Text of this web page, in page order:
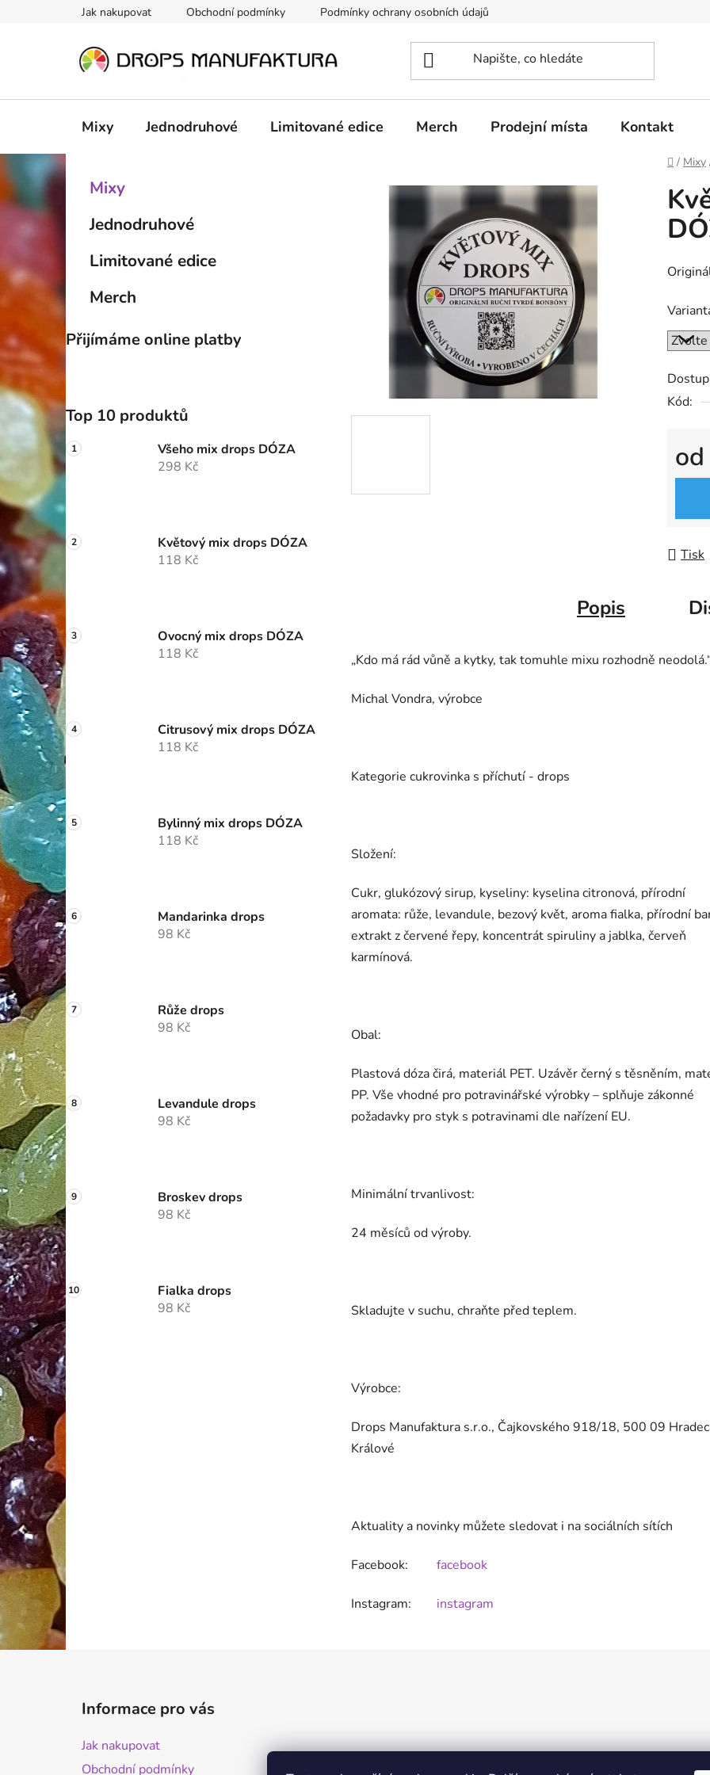
Jak nakupovat Obchodní podmínky Podmínky ochrany osobních údajů
Mixy Jednodruhové Limitované edice Merch Prodejní místa Kontakt
Domů
/ Mixy
P
a
n
n
í
a
n
e
l
Přeskočit
kategorie
K
r
i
e
Mixy
Jednodruhové
Limitované edice
Merch
Přijímáme online platby
Top 10 produktů
Všeho mix drops DÓZA
298 Kč
Květový mix drops DÓZA
118 Kč
Ovocný mix drops DÓZA
118 Kč
Citrusový mix drops DÓZA
118 Kč
Bylinný mix drops DÓZA
118 Kč
Mandarinka drops
98 Kč
Růže drops
98 Kč
Levandule drops
98 Kč
Broskev drops
98 Kč
Fialka drops
98 Kč
Kód:
od
Tisk
Popis
„Kdo má rád vůně a kytky, tak tomuhle mixu rozhodně
Michal Vondra, výrobce
Kategorie cukrovinka s příchutí - drops
Složení:
Cukr, glukózový sirup, kyseliny: kyselina citronová, přírodní
aromata: růže, levandule, bezový květ, aroma fialka, přírodní
extrakt z červené řepy, koncentrát spiruliny a jablka, červeň
karmínová.
Obal:
Plastová dóza čirá, materiál PET. Uzávěr černý s těsněním,
PP. Vše vhodné pro potravinářské výrobky – splňuje zákonné
požadavky pro styk s potravinami dle nařízení EU.
Minimální trvanlivost:
24 měsíců od výroby.
Skladujte v suchu, chraňte před teplem.
Výrobce:
Drops Manufaktura s.r.o., Čajkovského 918/18, 500 09 Hradec
Králové
Aktuality a novinky můžete sledovat i na sociálních sítích
Facebook: facebook
Instagram: instagram
Informace pro vás
Jak nakupovat
Obchodní podmínky